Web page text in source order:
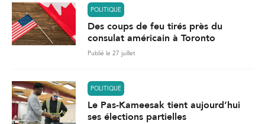
POLITIQUE
Des coups de feu tirés près du
consulat américain à Toronto
Publié le 27 juillet
POLITIQUE
Le Pas-Kameesak tient aujourd’hui
ses élections partielles